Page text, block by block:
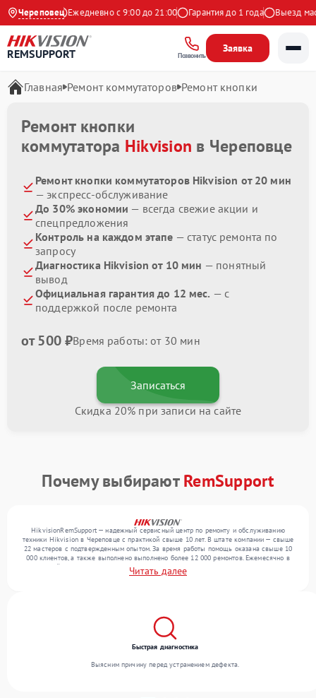
Череповец
на Яндекс Ежедневно с 9:00 до 21:00 Гарантия до 1 года Выезд
REMSUPPORT Позвонить
Заявка
Главная Ремонт коммутаторов Ремонт кнопки
Ремонт кнопки
коммутатора Hikvision в Череповце
Ремонт кнопки коммутаторов Hikvision от 20 мин
— экспресс-обслуживание
До 30% экономии — всегда свежие акции и
спецпредложения
Контроль на каждом этапе — статус ремонта по
запросу
Диагностика Hikvision от 10 мин — понятный
вывод
Официальная гарантия до 12 мес. — с
поддержкой после ремонта
от 500 ₽Время работы: от 30 мин
Записаться
Скидка 20% при записи на сайте
Почему выбираютRemSupport
HikvisionRemSupport — надежный сервисный центр по ремонту и обслуживанию
техники Hikvision в Череповце с практикой свыше 10 лет. В штате компании — свыше
22 мастеров с подтвержденным опытом. За время работы помощь оказана свыше 10
000 клиентов, а также выполнено выполнено более 12 000 ремонтов. Ежемесячно в
сервисный центр поступает свыше 300 единиц техники, включая , , . Мы работаем с
широким спектром неисправностей и обеспечиваем надежный результат благодаря
Читать далее
Быстрая диагностика
Выясним причину перед устранением дефекта.